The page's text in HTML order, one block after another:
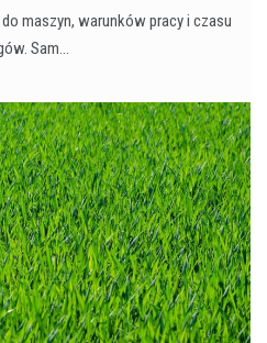
maszyn, warunków pracy i czasu
Sam…